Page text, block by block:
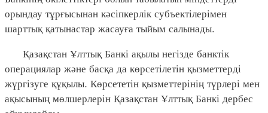
орындау тұрғысынан кәсіпкерлік субъектілерімен
шарттық қатынастар жасауға тыйым салынады.
Қазақстан Ұлттық Банкі ақылы негізде банктік
операциялар және басқа да көрсетілетін қызметтерді
жүргізуге құқылы. Көрсететін қызметтерінің түрлері мен
ақысының мөлшерлерін Қазақстан Ұлттық Банкі дербес